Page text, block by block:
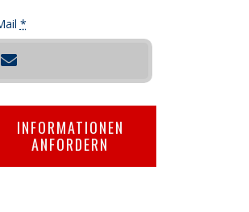
*
INFORMATIONEN
ANFORDERN